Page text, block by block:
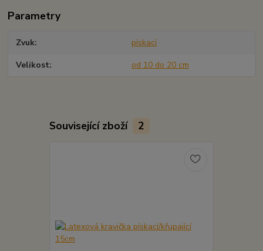
Parametry
Zvuk pískací
Velikost od 10 do 20 cm
Související zboží 2